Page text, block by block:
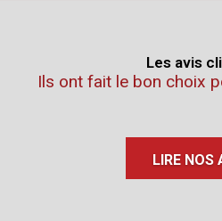
Les avis
Ils ont fait le bon choix
LIRE NOS